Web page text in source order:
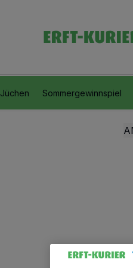
Jüchen Sommergewinnspiel